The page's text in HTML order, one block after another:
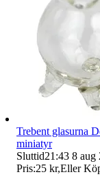
Trebent glasurna
miniatyr
Sluttid21:43 8 aug
Pris:25 kr,Eller